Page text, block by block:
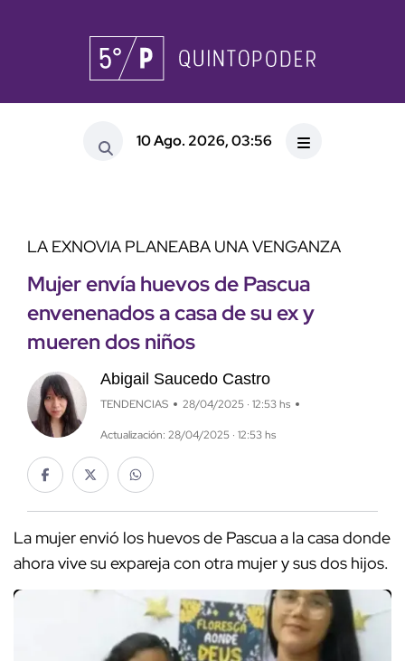
10 Ago. 2026, 03:56
LA EXNOVIA PLANEABA UNA VENGANZA
Mujer envía huevos de Pascua
envenenados a casa de su ex y
mueren dos niños
Abigail Saucedo Castro
TENDENCIAS 28/04/2025 · 12:53 hs
Actualización: 28/04/2025 · 12:53 hs
La mujer envió los huevos de Pascua a la casa donde
ahora vive su expareja con otra mujer y sus dos hijos.